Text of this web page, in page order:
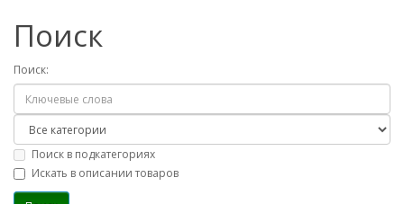
Поиск
Поиск:
Поиск в подкатегориях
Искать в описании товаров